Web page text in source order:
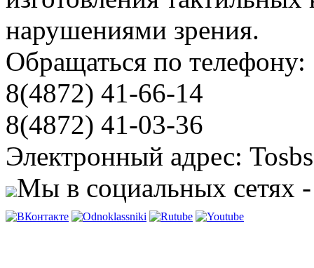
нарушениями зрения.
Обращаться по телефону:
8(4872) 41-66-14
8(4872) 41-03-36
Электронный адрес:
Мы в социальных сетях